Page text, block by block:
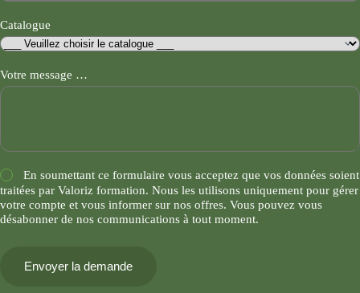
Catalogue
Votre message …
En soumettant ce formulaire vous acceptez que vos données soient
traitées par Valoriz formation. Nous les utilisons uniquement pour gérer
votre compte et vous informer sur nos offres. Vous pouvez vous
désabonner de nos communications à tout moment.
Envoyer la demande